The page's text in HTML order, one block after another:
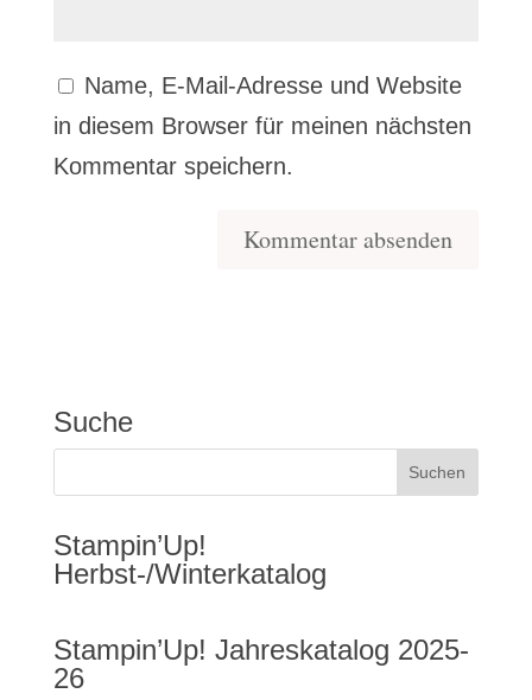
Name, E-Mail-Adresse und Website
in diesem Browser für meinen nächsten
Kommentar speichern.
Suche
Stampin’Up!
Herbst-/Winterkatalog
Stampin’Up! Jahreskatalog 2025-
26